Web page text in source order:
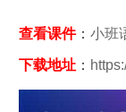
查看课件： 小班
下载地址：